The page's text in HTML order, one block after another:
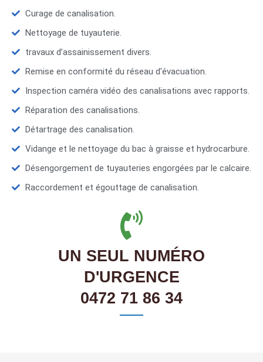
Curage de canalisation.
Nettoyage de tuyauterie.
travaux d’assainissement divers.
Remise en conformité du réseau d'évacuation.
Inspection caméra vidéo des canalisations avec rapports.
Réparation des canalisations.
Détartrage des canalisation.
Vidange et le nettoyage du bac à graisse et hydrocarbure.
Désengorgement de tuyauteries engorgées par le calcaire.
Raccordement et égouttage de canalisation.
UN SEUL NUMÉRO
D'URGENCE
0472 71 86 34